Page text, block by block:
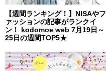
【週間ランキング！】NISAやフ
ァッションの記事がランクイ
ン！ kodomoe web 7月19日～
25日の週間TOP5★